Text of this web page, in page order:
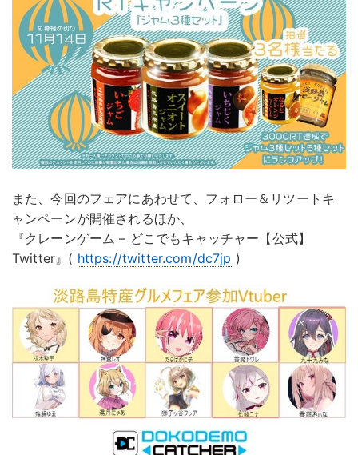
また、今回のフェアにあわせて、フォロー＆リツートキ
ャンペーンが開催されるほか、
『クレーンゲーム – どこでもキャッチャー【公式】
Twitter』( https://twitter.com/dc7jp )